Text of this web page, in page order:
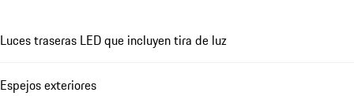
Luces traseras LED que incluyen tira de luz
Espejos exteriores